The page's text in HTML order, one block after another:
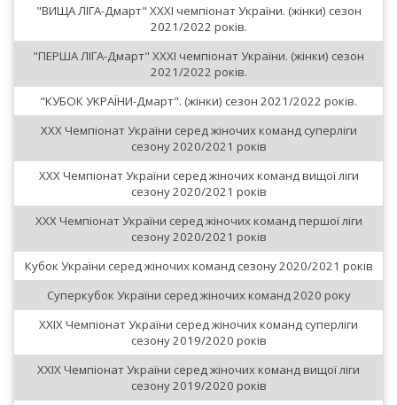
"ВИЩА ЛІГА-Дмарт" XXXІ чемпіонат України. (жінки) сезон
2021/2022 років.
"ПЕРША ЛІГА-Дмарт" XXXІ чемпіонат України. (жінки) сезон
2021/2022 років.
"КУБОК УКРАЇНИ-Дмарт". (жінки) сезон 2021/2022 років.
XXX Чемпіонат України серед жіночих команд суперліги
сезону 2020/2021 років
XXX Чемпіонат України серед жіночих команд вищої ліги
сезону 2020/2021 років
XXX Чемпіонат України серед жіночих команд першої ліги
сезону 2020/2021 років
Кубок України серед жіночих команд сезону 2020/2021 років
Суперкубок України серед жіночих команд 2020 року
XXIX Чемпіонат України серед жіночих команд суперліги
сезону 2019/2020 років
XXIX Чемпіонат України серед жіночих команд вищої ліги
сезону 2019/2020 років